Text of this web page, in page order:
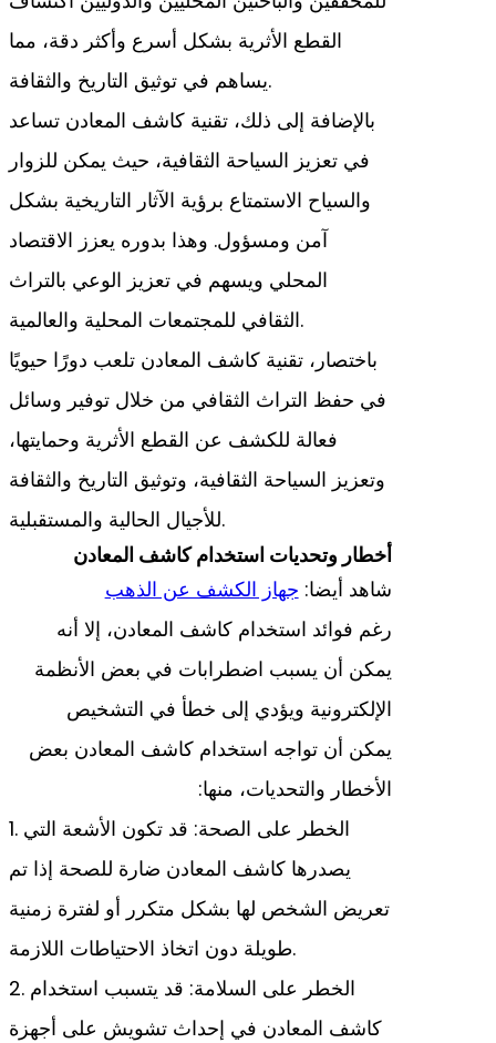
القطع الأثرية بشكل أسرع وأكثر دقة، مما
يساهم في توثيق التاريخ والثقافة.
بالإضافة إلى ذلك، تقنية كاشف المعادن تساعد
في تعزيز السياحة الثقافية، حيث يمكن للزوار
والسياح الاستمتاع برؤية الآثار التاريخية بشكل
آمن ومسؤول. وهذا بدوره يعزز الاقتصاد
المحلي ويسهم في تعزيز الوعي بالتراث
الثقافي للمجتمعات المحلية والعالمية.
باختصار، تقنية كاشف المعادن تلعب دورًا حيويًا
في حفظ التراث الثقافي من خلال توفير وسائل
فعالة للكشف عن القطع الأثرية وحمايتها،
وتعزيز السياحة الثقافية، وتوثيق التاريخ والثقافة
للأجيال الحالية والمستقبلية.
أخطار وتحديات استخدام كاشف المعادن
شاهد أيضا: جهاز الكشف عن الذهب
رغم فوائد استخدام كاشف المعادن، إلا أنه
يمكن أن يسبب اضطرابات في بعض الأنظمة
الإلكترونية ويؤدي إلى خطأ في التشخيص
يمكن أن تواجه استخدام كاشف المعادن بعض
الأخطار والتحديات، منها:
1. الخطر على الصحة: قد تكون الأشعة التي
يصدرها كاشف المعادن ضارة للصحة إذا تم
تعريض الشخص لها بشكل متكرر أو لفترة زمنية
طويلة دون اتخاذ الاحتياطات اللازمة.
2. الخطر على السلامة: قد يتسبب استخدام
كاشف المعادن في إحداث تشويش على أجهزة